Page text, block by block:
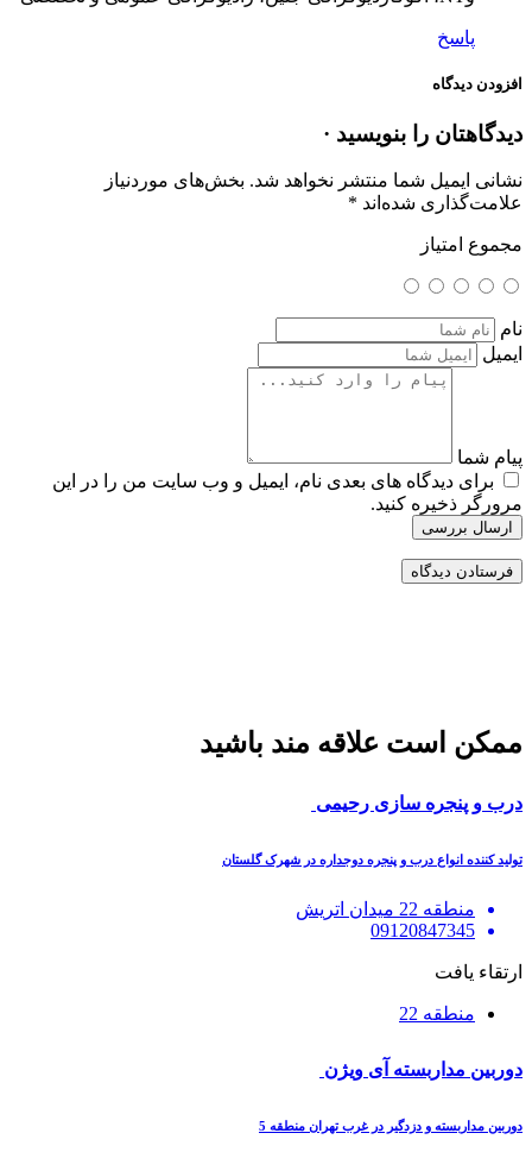
پاسخ
افزودن دیدگاه
دیدگاهتان را بنویسید ·
نشانی ایمیل شما منتشر نخواهد شد. بخش‌های موردنیاز
علامت‌گذاری شده‌اند *
مجموع امتیاز
نام
ایمیل
پیام شما
برای دیدگاه های بعدی نام، ایمیل و وب سایت من را در این
مرورگر ذخیره کنید.
ارسال بررسی
ممکن است علاقه مند باشید
درب و پنجره سازی رحیمی
تولید کننده انواع درب و پنجره دوجداره در شهرک گلستان
منطقه 22 میدان اتریش
09120847345
ارتقاء یافت
منطقه 22
دوربین مداربسته آی ویژن
دوربین مداربسته و دزدگیر در غرب تهران منطقه 5